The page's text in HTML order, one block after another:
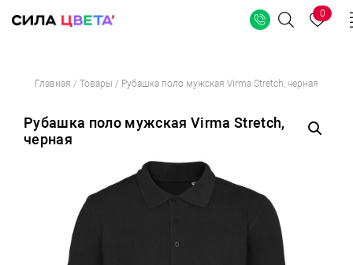
Перейти
содержимому
Поиск
0
Главная / Товары / Рубашка поло мужская Virma Stretch, черная
Рубашка поло мужская Virma Stretch,
черная